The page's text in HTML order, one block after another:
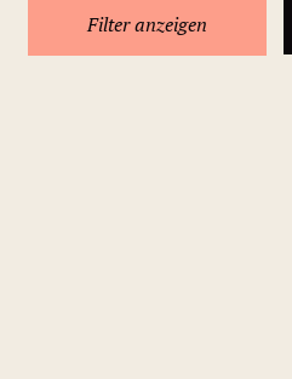
Filter anzeigen